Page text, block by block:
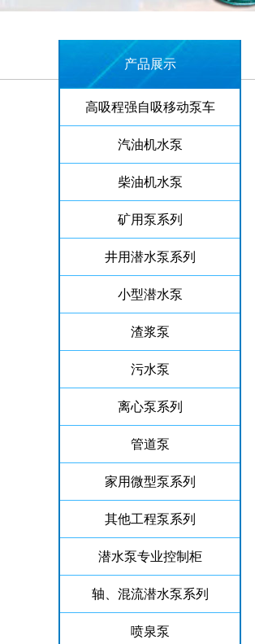
产品展示
高吸程强自吸移动泵车
汽油机水泵
柴油机水泵
矿用泵系列
井用潜水泵系列
小型潜水泵
渣浆泵
污水泵
离心泵系列
管道泵
家用微型泵系列
其他工程泵系列
潜水泵专业控制柜
轴、混流潜水泵系列
喷泉泵